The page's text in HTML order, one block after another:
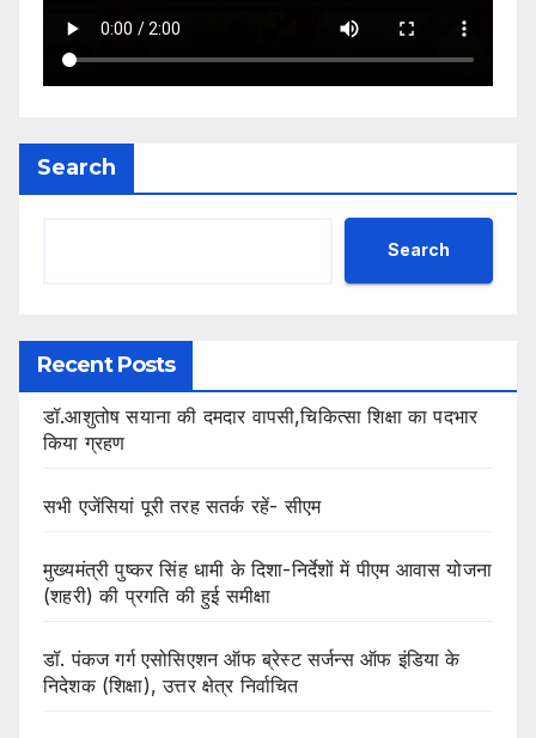
Search
Search
Recent Posts
डॉ.आशुतोष सयाना की दमदार वापसी,चिकित्सा शिक्षा का पदभार
किया ग्रहण
सभी एजेंसियां पूरी तरह सतर्क रहें- सीएम
मुख्यमंत्री पुष्कर सिंह धामी के दिशा-निर्देशों में पीएम आवास योजना
(शहरी) की प्रगति की हुई समीक्षा
डॉ. पंकज गर्ग एसोसिएशन ऑफ ब्रेस्ट सर्जन्स ऑफ इंडिया के
निदेशक (शिक्षा), उत्तर क्षेत्र निर्वाचित